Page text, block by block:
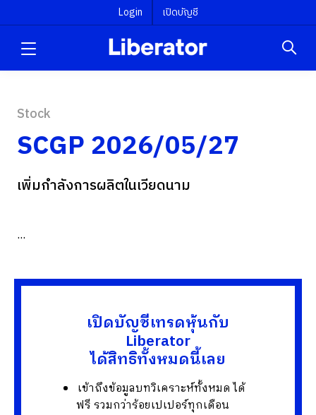
Login เปิดบัญชี
Stock
SCGP 2026/05/27
เพิ่มกำลังการผลิตในเวียดนาม
...
เปิดบัญชีเทรดหุ้นกับ
Liberator
ได้สิทธิทั้งหมดนี้เลย
เข้าถึงข้อมูลบทวิเคราะห์ทั้งหมด ได้
ฟรี รวมกว่าร้อยเปเปอร์ทุกเดือน